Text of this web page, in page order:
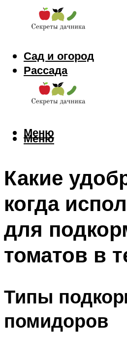
Сад и огород
Рассада
Цветы
Заготовки
Меню
Меню
Какие
когда
для
томатов в
Типы
помидоров